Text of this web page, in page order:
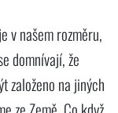
v našem rozměru,
domnívají, že
založeno na jiných